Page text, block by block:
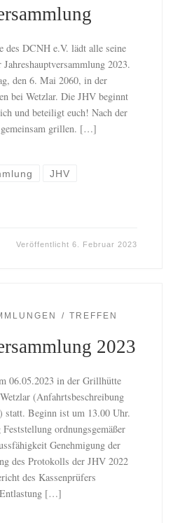
des DCNH e.V. lädt alle seine
2023.
den 6. Mai 2060, in der
bei Wetzlar. Die JHV beginnt
und beteiligt euch! Nach der
grillen. […]
JHV
Veröffentlicht6. Februar 2023
TREFFEN
2023
06.05.2023 in der Grillhütte
(Anfahrtsbeschreibung
statt. Beginn ist um 13.00 Uhr.
ordnungsgemäßer
Genehmigung der
des Protokolls der JHV 2022
des Kassenprüfers
Entlastung […]